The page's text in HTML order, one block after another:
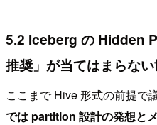
5.2 Iceberg の Hidden
推奨」が当てはまらな
ここまで Hive 形式の前提で
では partition 設計の発想と